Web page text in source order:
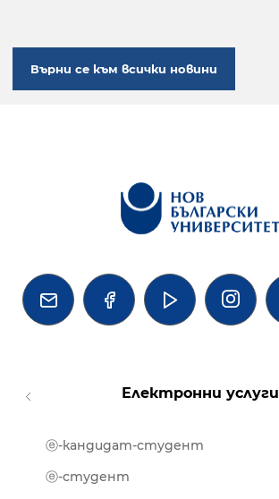
Върни се към всички новини
  
Електронни услуги
ⓔ-кандидат-студент
ⓔ-студент